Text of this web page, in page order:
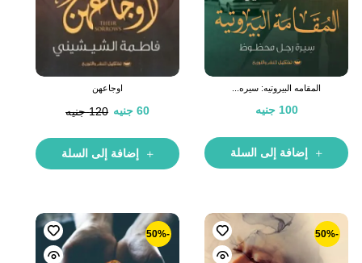
المقامه البيروتيه: سيره...
100 جنيه
إضافة إلى السلة
اوجاعهن
120 جنيه 60 جنيه
إضافة إلى السلة
-50%
-50%